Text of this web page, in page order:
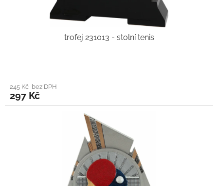
trofej 231013 - stolní tenis
245 Kč bez DPH
297 Kč